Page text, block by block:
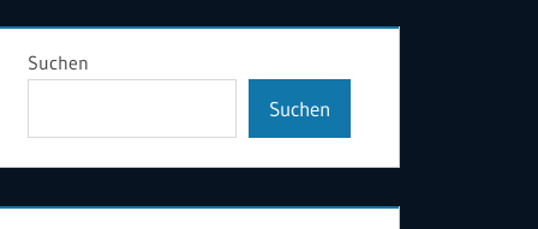
Suchen
Suchen